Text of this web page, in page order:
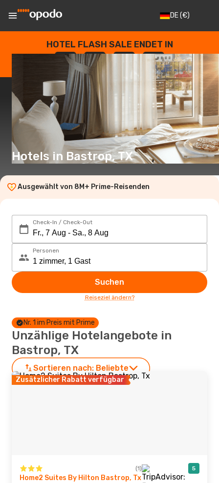
DE(€)
HOTEL FLASH SALE ENDET IN
--
TAGE
: --
STUNDEN
: --
SEKUNDEN
Hotels in Bastrop, TX
Ausgewählt von 8M+ Prime-Reisenden
Check-In / Check-Out
Personen
Suchen
Reiseziel ändern?
Nr. 1 im Preis mit Prime
Unzählige Hotelangebote in
Bastrop, TX
Sortieren nach: Beliebte
Zusätzlicher Rabatt verfügbar
(1) 5
Home2 Suites By Hilton Bastrop, Tx